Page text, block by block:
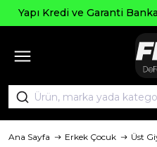
Yapı Kredi ve Garanti
Ana Sayfa Erkek Çocuk Üst